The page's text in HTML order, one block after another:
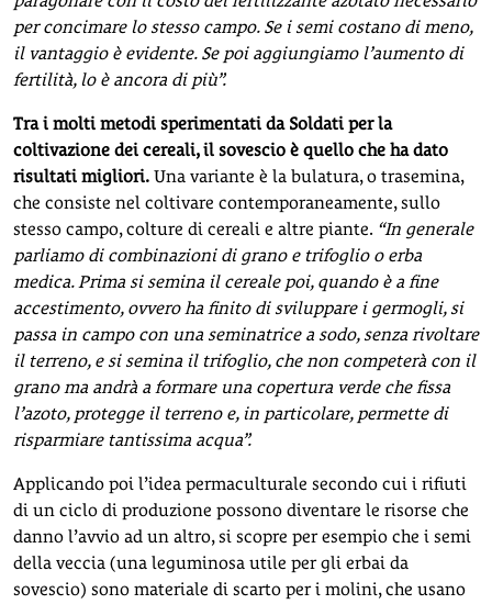
per concimare lo stesso campo. Se i semi costano di meno,
il vantaggio è evidente. Se poi aggiungiamo l’aumento di
fertilità, lo è ancora di più”.
Tra i molti metodi sperimentati da Soldati per la
coltivazione dei cereali, il sovescio è quello che ha dato
risultati migliori. Una variante è la bulatura, o trasemina,
che consiste nel coltivare contemporaneamente, sullo
stesso campo, colture di cereali e altre piante. “In generale
parliamo di combinazioni di grano e trifoglio o erba
medica. Prima si semina il cereale poi, quando è a fine
accestimento, ovvero ha finito di sviluppare i germogli, si
passa in campo con una seminatrice a sodo, senza rivoltare
il terreno, e si semina il trifoglio, che non competerà con il
grano ma andrà a formare una copertura verde che fissa
l’azoto, protegge il terreno e, in particolare, permette di
risparmiare tantissima acqua”.
Applicando poi l’idea permaculturale secondo cui i rifiuti
di un ciclo di produzione possono diventare le risorse che
danno l’avvio ad un altro, si scopre per esempio che i semi
della veccia (una leguminosa utile per gli erbai da
sovescio) sono materiale di scarto per i molini, che usano